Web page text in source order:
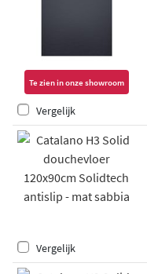
Te zien in onze showroom
Vergelijk
Vergelijk